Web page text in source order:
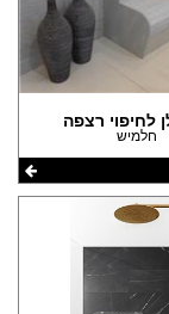
לחיפוי רצפה
חלמיש